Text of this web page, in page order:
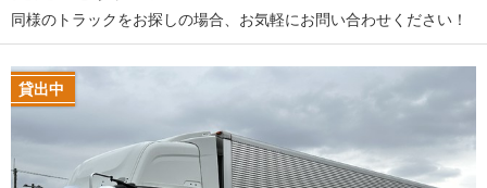
同様のトラックをお探しの場合、お気軽にお問い合わせください！
貸出中